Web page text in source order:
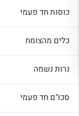
כוסות חד פעמי
כלים מהצומח
נרות נשמה
סכו"ם חד פעמי